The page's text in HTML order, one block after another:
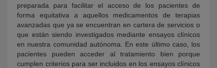
preparada para facilitar el acceso de los pacientes de
forma equitativa a aquellos medicamentos de terapias
avanzadas que ya se encuentran en cartera de servicios o
que están siendo investigados mediante ensayos clínicos
en nuestra comunidad autónoma. En este último caso, los
pacientes pueden acceder al tratamiento bien porque
cumplen criterios para ser incluidos en los ensayos clínicos